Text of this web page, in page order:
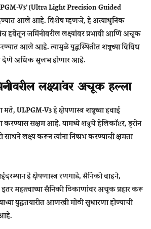
V3’ (Ultra Light Precision Guided
आले आहे. विशेष म्हणजे, हे अत्याधुनिक
हवेतून जमिनीवरील लक्ष्यांवर प्रभावी आणि अचूक
आले आहे. त्यामुळे युद्धस्थितीत शत्रूच्या विविध
देणे अधिक सुलभ होणार आहे.
लक्ष्यांवर अचूक हल्ला
मते,ULPGM-V3हे क्षेपणास्त्र शत्रूच्या हवाई
करण्यास सक्षम आहे. यामध्ये शत्रूचे हेलिकॉप्टर, ड्रोन
लक्ष्य करून त्यांना निष्प्रभ करण्याची क्षमता
हे क्षेपणास्त्र रणगाडे, सैनिकी वाहने,
महत्त्वाच्या सैनिकी ठिकाणांवर अचूक प्रहार करू
युद्धतयारीत आणखी मोठी सुधारणा होण्याची